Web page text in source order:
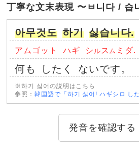
丁寧な文末表現 〜ㅂ니다 / 습
아무것도 하기 싫습니다.
アムゴット ハギ シ ル ス ム ミダ.
何も したく ないです。
※하기 싫어の説明はこちら
参照：韓国語で「하기 싫어! ハギシロ し
発音を確認する